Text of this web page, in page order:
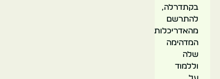
בקתדרלה,
להתרשם
מהאדריכלות
המדהימה
שלה
וללמוד